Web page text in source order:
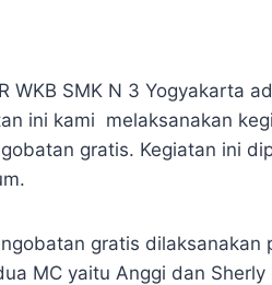
WKB SMK N 3 Yogyakarta
ini kami melaksanakan
gratis. Kegiatan ini
gratis dilaksanakan
MC yaitu Anggi dan